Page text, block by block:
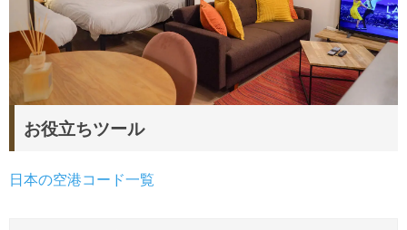
お役立ちツール
日本の空港コード一覧